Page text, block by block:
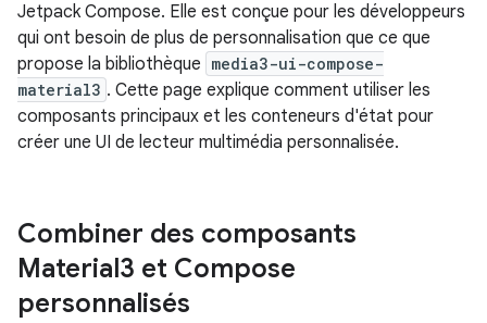
Jetpack Compose. Elle est conçue pour les développeurs
qui ont besoin de plus de personnalisation que ce que
propose la bibliothèque media3-ui-compose-
material3 . Cette page explique comment utiliser les
composants principaux et les conteneurs d'état pour
créer une UI de lecteur multimédia personnalisée.
Combiner des composants
Material3 et Compose
personnalisés